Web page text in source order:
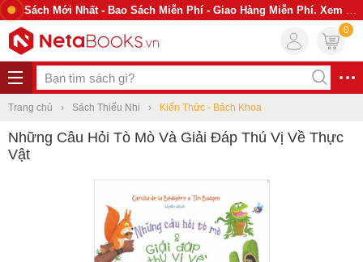
Sách Mới Nhất - Bao Sách Miễn Phí - Giao Hàng Miễn Phí. Xem Ngay
0
Trang chủ Sách Thiếu Nhi Kiến Thức - Bách Khoa
Những Câu Hỏi Tò Mò Và Giải Đáp Thú Vị Về Thực
Vật